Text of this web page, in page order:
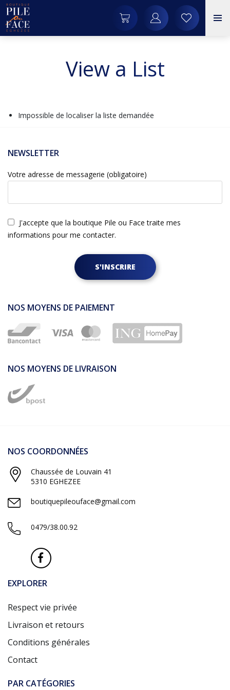
View a List
Impossible de localiser la liste demandée
NEWSLETTER
Votre adresse de messagerie (obligatoire)
J'accepte que la boutique Pile ou Face traite mes
informations pour me contacter.
S'INSCRIRE
NOS MOYENS DE PAIEMENT
NOS MOYENS DE LIVRAISON
NOS COORDONNÉES
Chaussée de Louvain 41
5310 EGHEZEE
boutiquepileouface@gmail.com
0479/38.00.92
EXPLORER
Respect vie privée
Livraison et retours
Conditions générales
Contact
PAR CATÉGORIES